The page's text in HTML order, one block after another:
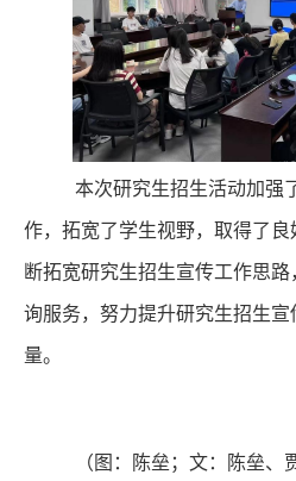
本次研究生招生活动加强
作，拓宽了学生视野，取得了
断拓宽研究生招生宣传工作思
询服务，努力提升研究生招生
量。
（图：陈垒；文：陈垒、